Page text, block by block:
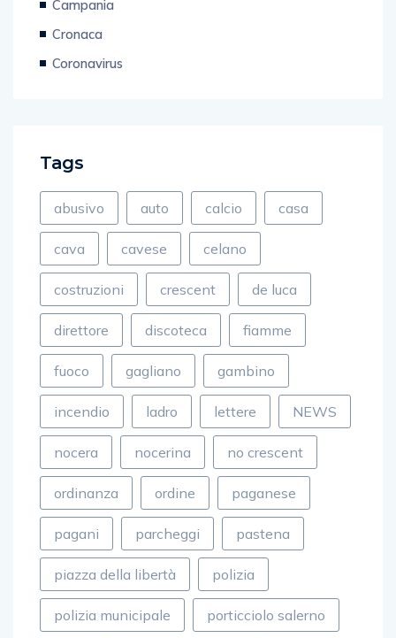
Campania
Cronaca
Coronavirus
Tags
abusivo auto calcio casa
cava cavese celano
costruzioni crescent de luca
direttore discoteca fiamme
fuoco gagliano gambino
incendio ladro lettere NEWS
nocera nocerina no crescent
ordinanza ordine paganese
pagani parcheggi pastena
piazza della libertà polizia
polizia municipale porticciolo salerno